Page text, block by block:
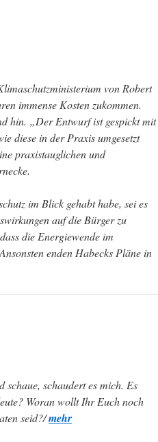
von Robert
immense Kosten zukommen.
hin. „Der Entwurf ist gespickt mit
diese in der Praxis umgesetzt
praxistauglichen und
im Blick gehabt habe, sei es
auf die Bürger zu
die Energiewende im
enden Habecks Pläne in
schaue, schaudert es mich. Es
Woran wollt Ihr Euch noch
seid?/mehr